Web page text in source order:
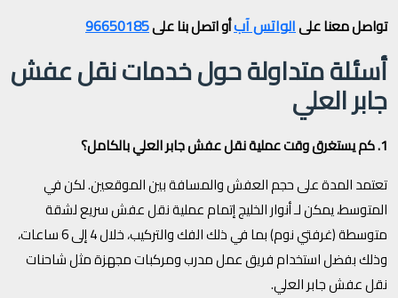
تواصل معنا علىالواتس آبأو اتصل بنا على96650185
أسئلة متداولة حول خدمات نقل عفش
جابر العلي
1. كم يستغرق وقت عملية نقل عفش جابر العلي بالكامل؟
تعتمد المدة على حجم العفش والمسافة بين الموقعين. لكن في
المتوسط، يمكن لـ أنوار الخليج إتمام عملية نقل عفش سريع لشقة
متوسطة (غرفتي نوم) بما في ذلك الفك والتركيب، خلال 4 إلى 6 ساعات،
وذلك بفضل استخدام فريق عمل مدرب ومركبات مجهزة مثل شاحنات
نقل عفش جابر العلي.